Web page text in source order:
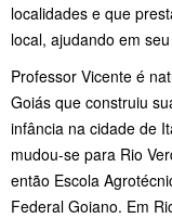
localidades e que
local, ajudando em
Professor Vicente é
Goiás que construiu
infância na cidade de
mudou-se para Rio
então Escola
Federal Goiano. Em